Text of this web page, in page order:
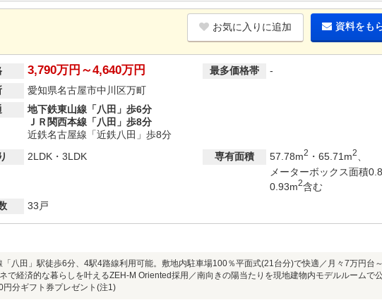
お気に入りに追加 資料をも
3,790万円～4,640万円 最多価格帯
-
愛知県名古屋市中川区万町
地下鉄東山線「八田」歩6分
ＪＲ関西本線「八田」歩8分
近鉄名古屋線「近鉄八田」歩8分
2LDK・3LDK 専有面積 57.78m2 ・65.71m2
メーターボックス面積
0.93m2含む
33戸
「八田」駅徒歩6分、4駅4路線利用可能。敷地内駐車場100％平面式(21台分)で快適／月々7万円台
で経済的な暮らしを叶えるZEH-M Oriented採用／南向きの陽当たりを現地建物内モデルルームで公
分ギフト券プレゼント(注1)